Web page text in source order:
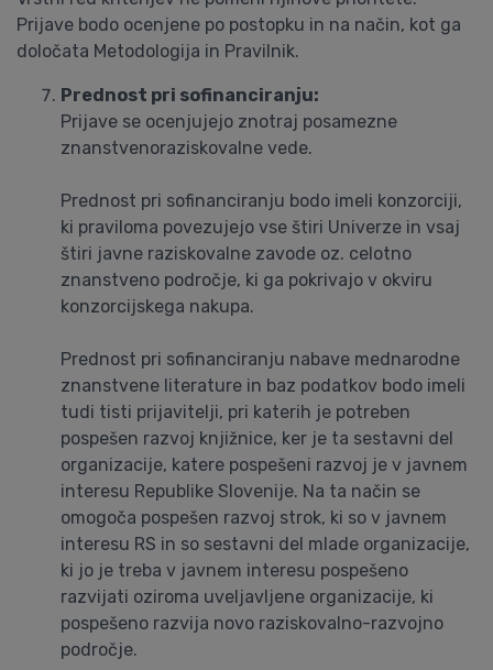
Prijave bodo ocenjene po postopku in na način, kot ga
določata Metodologija in Pravilnik.
Prednost pri sofinanciranju:
Prijave se ocenjujejo znotraj posamezne
znanstvenoraziskovalne vede.
Prednost pri sofinanciranju bodo imeli konzorciji,
ki praviloma povezujejo vse štiri Univerze in vsaj
štiri javne raziskovalne zavode oz. celotno
znanstveno področje, ki ga pokrivajo v okviru
konzorcijskega nakupa.
Prednost pri sofinanciranju nabave mednarodne
znanstvene literature in baz podatkov bodo imeli
tudi tisti prijavitelji, pri katerih je potreben
pospešen razvoj knjižnice, ker je ta sestavni del
organizacije, katere pospešeni razvoj je v javnem
interesu Republike Slovenije. Na ta način se
omogoča pospešen razvoj strok, ki so v javnem
interesu RS in so sestavni del mlade organizacije,
ki jo je treba v javnem interesu pospešeno
razvijati oziroma uveljavljene organizacije, ki
pospešeno razvija novo raziskovalno-razvojno
področje.